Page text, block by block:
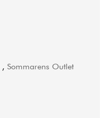
, Sommarens Outlet